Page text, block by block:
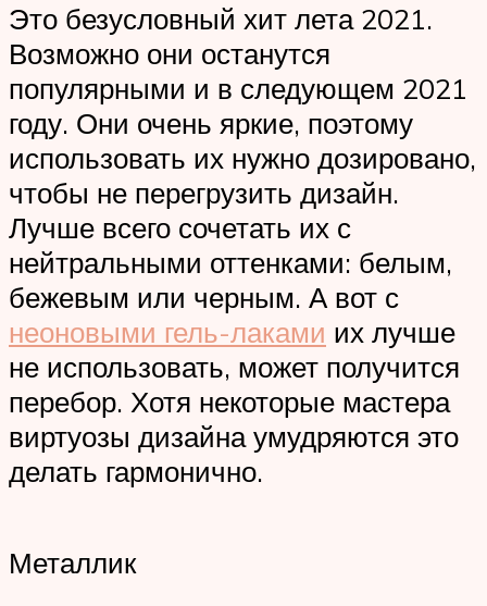
Это безусловный хит лета 2021.
Возможно они останутся
популярными и в следующем 2021
году. Они очень яркие, поэтому
использовать их нужно дозировано,
чтобы не перегрузить дизайн.
Лучше всего сочетать их с
нейтральными оттенками: белым,
бежевым или черным. А вот с
неоновыми гель-лаками их лучше
не использовать, может получится
перебор. Хотя некоторые мастера
виртуозы дизайна умудряются это
делать гармонично.
Металлик